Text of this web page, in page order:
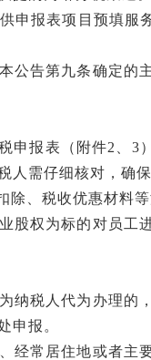
申报表项目预填服
公告第九条确定的
申报表（附件2、3
需仔细核对，确
除、税收优惠材料
股权为标的对员工
纳税人代为办理的
申报。
经常居住地或者主